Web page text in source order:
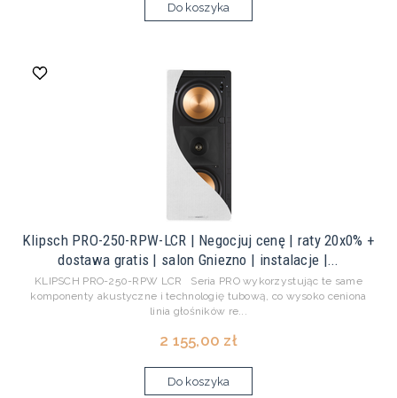
Do koszyka
Klipsch PRO-250-RPW-LCR | Negocjuj cenę | raty 20x0% +
dostawa gratis | salon Gniezno | instalacje |...
KLIPSCH PRO-250-RPW LCR Seria PRO wykorzystując te same
komponenty akustyczne i technologię tubową, co wysoko ceniona
linia głośników re...
2 155,00 zł
Do koszyka